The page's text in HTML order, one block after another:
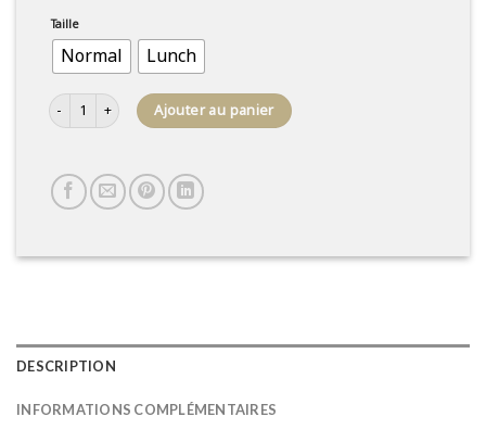
Taille
Normal Lunch
quantité de Sandwich à la mozzarella et tomate
Ajouter au panier
DESCRIPTION
INFORMATIONS COMPLÉMENTAIRES